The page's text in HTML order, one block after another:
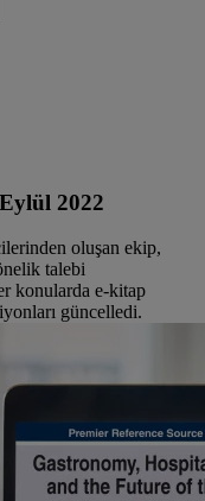
2022
oluşan ekip,
talebi
konularda e-kitap
güncelledi.